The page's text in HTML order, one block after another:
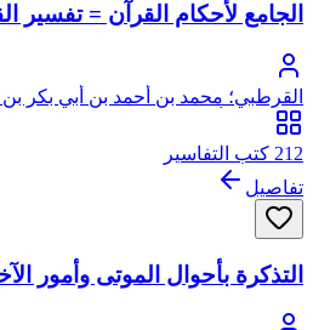
الجامع لأحكام القرآن = تفسير
القرطبي؛ محمد بن أحمد بن أبي بكر
الأندلسي، أبو عبد الله، القرطبي
212 كتب التفاسير
تفاصيل
التذكرة بأحوال الموتى وأمور